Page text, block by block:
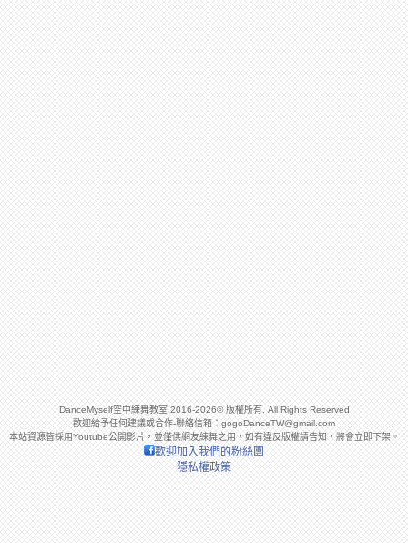
DanceMyself空中練舞教室 2016-2026© 版權所有. All Rights Reserved
歡迎給予任何建議或合作-聯絡信箱： gogoDanceTW@gmail.com
本站資源皆採用Youtube公開影片，並僅供網友練舞之用，如有違反版權請告知，將會立即下架。
歡迎加入我們的粉絲團
隱私權政策